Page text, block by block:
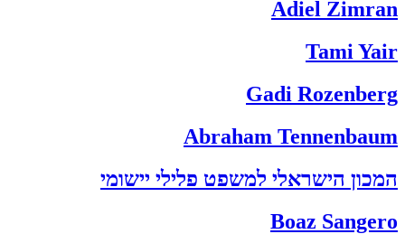
Adiel Zimran
Tami Yair
Gadi Rozenberg
Abraham Tennenbaum
המכון הישראלי למשפט פלילי יישומי
Boaz Sangero